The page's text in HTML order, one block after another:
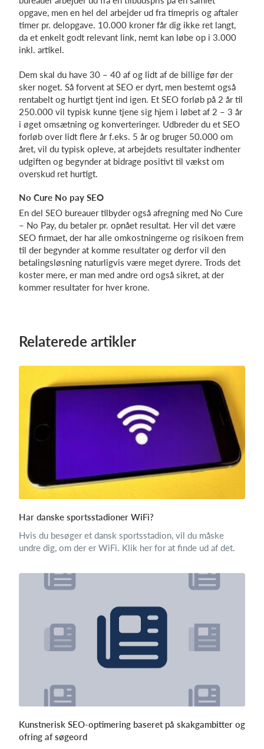
opgave, men en hel del arbejder ud fra timepris og aftaler
timer pr. delopgave. 10.000 kroner får dig ikke ret langt,
da et enkelt godt relevant link, nemt kan løbe op i 3.000
inkl. artikel.
Dem skal du have 30 – 40 af og lidt af de billige før der
sker noget. Så forvent at SEO er dyrt, men bestemt også
rentabelt og hurtigt tjent ind igen. Et SEO forløb på 2 år til
250.000 vil typisk kunne tjene sig hjem i løbet af 2 – 3 år
i øget omsætning og konverteringer. Udbreder du et SEO
forløb over lidt flere år f.eks. 5 år og bruger 50.000 om
året, vil du typisk opleve, at arbejdets resultater indhenter
udgiften og begynder at bidrage positivt til vækst om
overskud ret hurtigt.
No Cure No pay SEO
En del SEO bureauer tilbyder også afregning med No Cure
– No Pay, du betaler pr. opnået resultat. Her vil det være
SEO firmaet, der har alle omkostningerne og risikoen frem
til der begynder at komme resultater og derfor vil den
betalingsløsning naturligvis være meget dyrere. Trods det
koster mere, er man med andre ord også sikret, at der
kommer resultater for hver krone.
Relaterede artikler
Har danske sportsstadioner WiFi?
Hvis du besøger et dansk sportsstadion, vil du måske
undre dig, om der er WiFi. Klik her for at finde ud af det.
Kunstnerisk SEO-optimering baseret på skakgambitter og
ofring af søgeord